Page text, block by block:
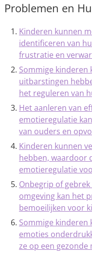
Problemen en
Kinderen kunnen
identificeren van
frustratie en
Sommige
uitbarstingen
het reguleren van
Het aanleren van
emotieregulatie
van ouders en
Kinderen kunnen
hebben, waardoor
emotieregulatie
Onbegrip of
omgeving kan het
bemoeilijken voor
Sommige
emoties
ze op een